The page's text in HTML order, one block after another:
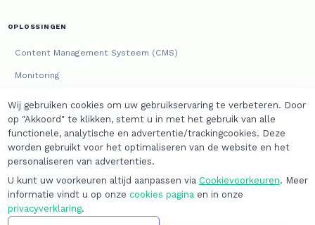
OPLOSSINGEN
Content Management Systeem (CMS)
Monitoring
JURIDISCH
Algemene voorwaarden
Privacyverklaring
Wij gebruiken cookies om uw gebruikservaring te verbeteren. Door
op "Akkoord" te klikken, stemt u in met het gebruik van alle
functionele, analytische en advertentie/trackingcookies. Deze
worden gebruikt voor het optimaliseren van de website en het
personaliseren van advertenties.
U kunt uw voorkeuren altijd aanpassen via Cookievoorkeuren. Meer
informatie vindt u op onze cookies paginaen in onze
privacyverklaring.